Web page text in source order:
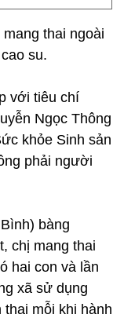
thai ngoài
su.
với tiêu chí
Ngọc Thông
khỏe Sinh sản
phải người
bàng
chị mang thai
hai con và lần
xã sử dụng
thai mỗi khi hành